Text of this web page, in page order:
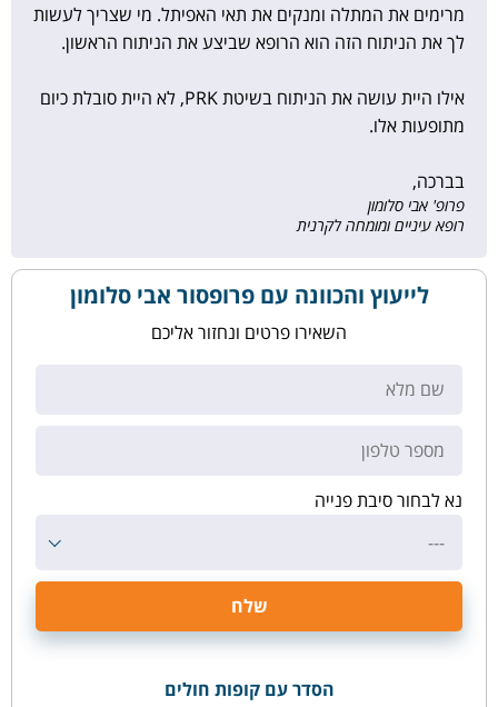
מרימים את המתלה ומנקים את תאי האפיתל. מי שצריך לעשות
לך את הניתוח הזה הוא הרופא שביצע את הניתוח הראשון.
אילו היית עושה את הניתוח בשיטת PRK, לא היית סובלת כיום
מתופעות אלו.
בברכה,
פרופ' אבי סלומון
רופא עיניים ומומחה לקרנית
לייעוץ והכוונה עם פרופסור אבי סלומון
השאירו פרטים ונחזור אליכם
נא לבחור סיבת פנייה
---
הסדר עם קופות חולים